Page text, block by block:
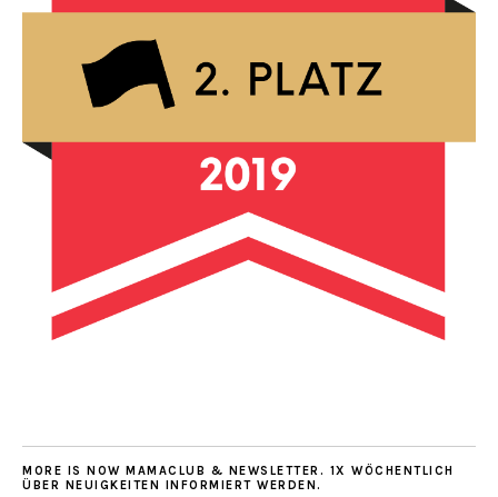
MORE IS NOW MAMACLUB & NEWSLETTER. 1X WÖCHENTLICH
ÜBER NEUIGKEITEN INFORMIERT WERDEN.